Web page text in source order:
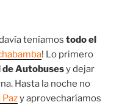
teníamos todo el
! Lo primero
de Autobusesy dejar
Hasta la noche no
Pazy aprovecharíamos